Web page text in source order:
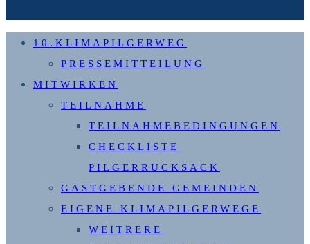
10.KLIMAPILGERWEG
PRESSEMITTEILUNG
MITWIRKEN
TEILNAHME
TEILNAHMEBEDINGUNGEN
CHECKLISTE
PILGERRUCKSACK
GASTGEBENDE GEMEINDEN
EIGENE KLIMAPILGERWEGE
WEITRERE